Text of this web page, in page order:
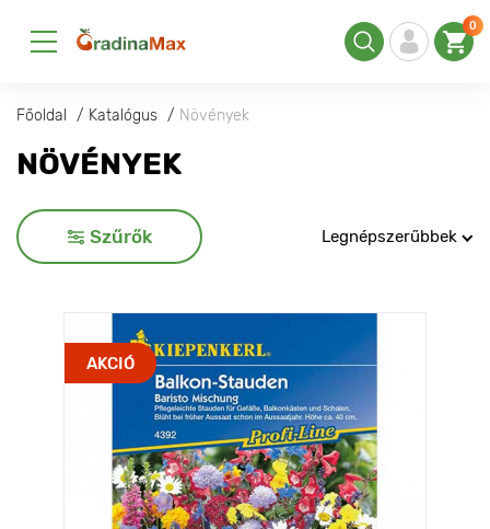
0
Főoldal Katalógus Növények
NÖVÉNYEK
Szűrők Legnépszerűbbek
AKCIÓ